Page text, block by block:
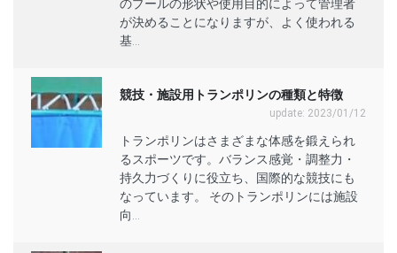
のプールの形状や使用目的によって管理者
が決めることになりますが、よく使われる
基...
競技・施設用トランポリンの種類と特徴
update: 2023/01/12
トランポリンはさまざまな体感を鍛えられ
るスポーツです。バランス感覚・調整力・
持久力づくりに役立ち、国際的な競技にも
なっています。 そのトランポリンには施設
向...